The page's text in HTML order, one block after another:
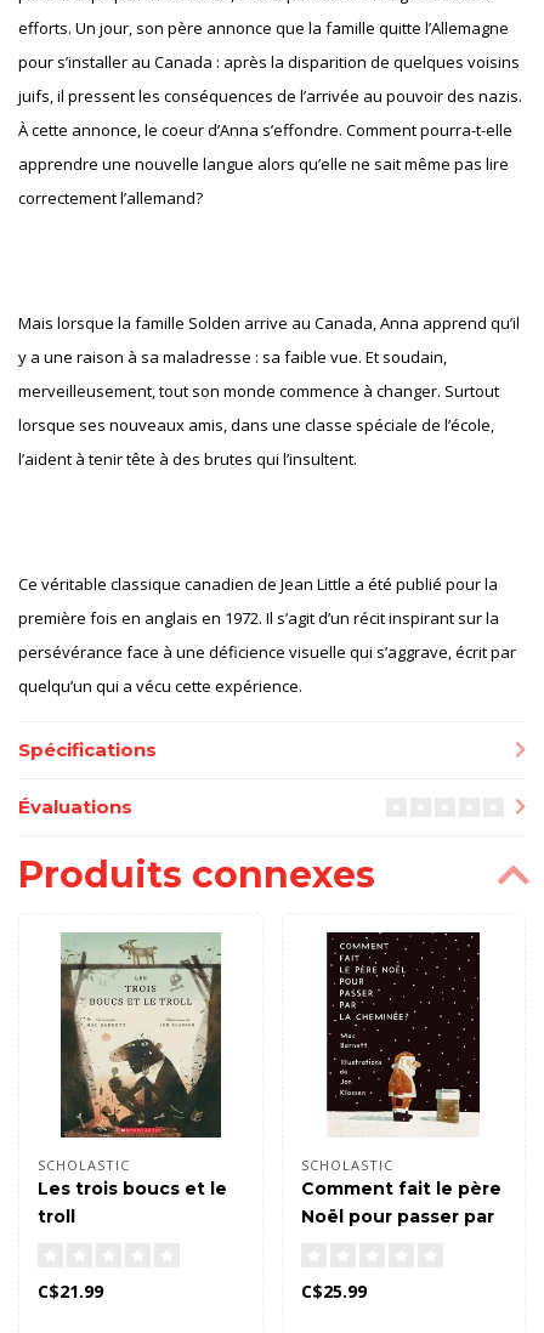
efforts. Un jour, son père annonce que la famille quitte l’Allemagne
pour s’installer au Canada : après la disparition de quelques voisins
juifs, il pressent les conséquences de l’arrivée au pouvoir des nazis.
À cette annonce, le coeur d’Anna s’effondre. Comment pourra-t-elle
apprendre une nouvelle langue alors qu’elle ne sait même pas lire
correctement l’allemand?
Mais lorsque la famille Solden arrive au Canada, Anna apprend qu’il
y a une raison à sa maladresse : sa faible vue. Et soudain,
merveilleusement, tout son monde commence à changer. Surtout
lorsque ses nouveaux amis, dans une classe spéciale de l’école,
l’aident à tenir tête à des brutes qui l’insultent.
Ce véritable classique canadien de Jean Little a été publié pour la
première fois en anglais en 1972. Il s’agit d’un récit inspirant sur la
persévérance face à une déficience visuelle qui s’aggrave, écrit par
quelqu’un qui a vécu cette expérience.
Spécifications
Évaluations
Produits connexes
SCHOLASTIC
Les trois boucs et le
troll
C$21.99
SCHOLASTIC
Comment fait le père
Noël pour passer par
C$25.99